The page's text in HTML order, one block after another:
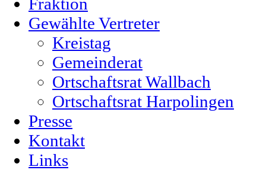
Gewählte Vertreter
Kreistag
Gemeinderat
Ortschaftsrat Wallbach
Ortschaftsrat Harpolingen
Presse
Kontakt
Links